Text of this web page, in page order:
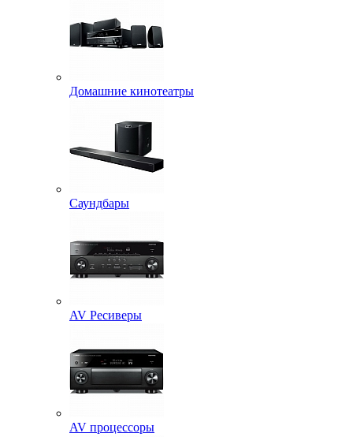
Домашние кинотеатры
Саундбары
AV Ресиверы
AV процессоры